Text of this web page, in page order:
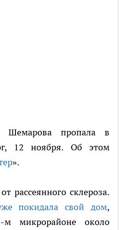
Шемарова пропала в
12 ноября. Об этом
».
рассеянного склероза.
покидала свой дом,
микрорайоне около